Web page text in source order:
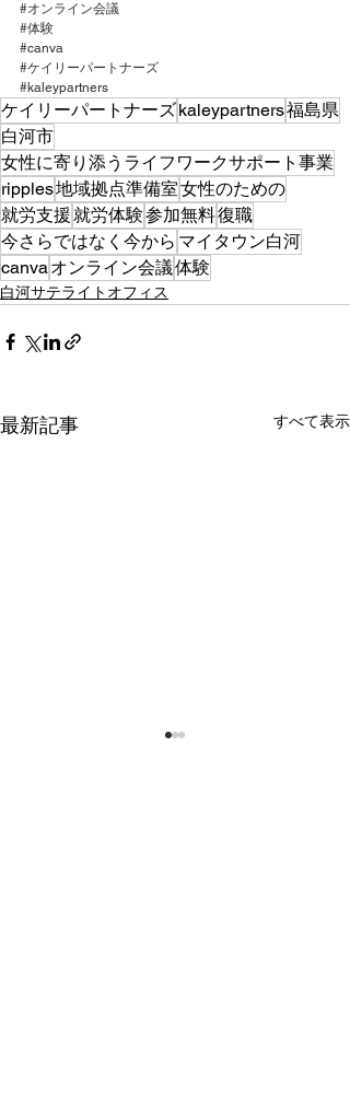
#オンライン会議
#体験
#canva
#ケイリーパートナーズ
#kaleypartners
ケイリーパートナーズkaleypartners福島県
白河市
女性に寄り添うライフワークサポート事業
ripples地域拠点準備室女性のための
就労支援就労体験参加無料復職
今さらではなく今から マイタウン白河
canvaオンライン会議体験
白河サテライトオフィス
最新記事 すべて表示